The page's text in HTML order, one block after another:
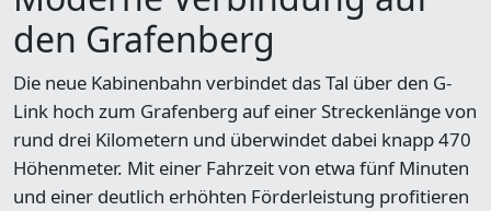
den Grafenberg
Die neue Kabinenbahn verbindet das Tal über den G-
Link hoch zum Grafenberg auf einer Streckenlänge von
rund drei Kilometern und überwindet dabei knapp 470
Höhenmeter. Mit einer Fahrzeit von etwa fünf Minuten
und einer deutlich erhöhten Förderleistung profitieren